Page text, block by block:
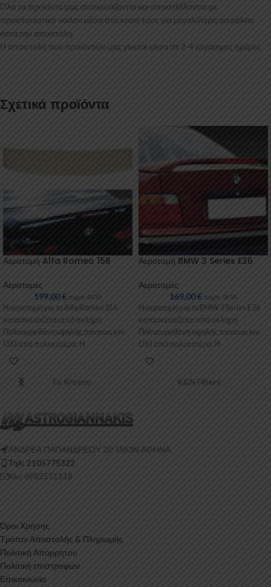
Όλα τα προϊόντα μας συσκευάζονται και αποστέλλονται με
προστατευτικό νάιλον μέσα στο κουτί τους για μεγαλύτερη ασφάλεια
κατά την αποστολή.
Η αποστολή των προϊόντων μας γίνεται μέσα σε 2-4 εργάσιμες ημέρες.
Σχετικά προϊόντα
Αεροτομή Alfa Romeo 156
Αεροτομές
199,00€ συμπ. ΦΠΑ
Η αεροτομή για το Alfa Romeo 156
κατασκευάζεται από σκληρή
Πολυουρεθάνη υψηλής πιέσεως και
ΟΧΙ από πολυεστέρα. Η
Πολυουρεθάνη είναι
Αεροτομή BMW 3 Series E36
Αεροτομές
169,00€ συμπ. ΦΠΑ
Η αεροτομή για το BMW 3 Series E36
κατασκευάζεται από σκληρή
Πολυουρεθάνη υψηλής πιέσεως και
ΟΧΙ από πολυεστέρα. Η
Πολυουρεθάνη
Fa Krosno K&N Filters
ΑΝΔΡΕΑ ΠΑΠΑΝΔΡΕΟΥ 20 ‘ΙΛΙΟΝ ΑΘΗΝΑ
Τηλ: 2105775322
Κιν: 6982551118
Όροι Χρήσης
Τρόποι Αποστολής & Πληρωμής
Πολιτική Απορρήτου
Πολιτική επιστροφών
Επικοινωνία